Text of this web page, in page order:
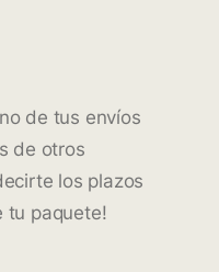
de tus envíos
de otros
los plazos
tu paquete!